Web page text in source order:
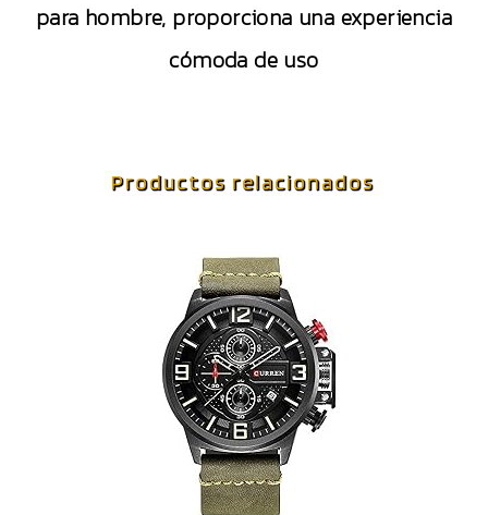
para hombre, proporciona una experiencia
cómoda de uso
Productos relacionados